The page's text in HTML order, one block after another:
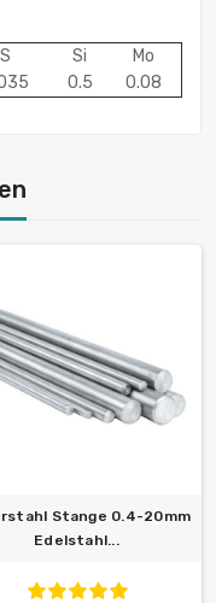
S Si
Mo
0.5 0.08
Stange 0.4-20mm
Edelstahl...